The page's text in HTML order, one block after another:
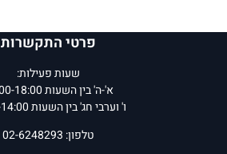
פרטי התקשרות
שעות פעילות:
א'-ה' בין השעות 10:00-18:00
ו' וערבי חג' בין השעות 10:00-14:00
טלפון: 02-6248293